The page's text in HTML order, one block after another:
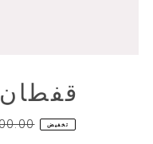
تخفيض